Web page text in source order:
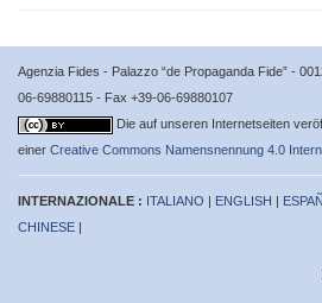
Agenzia Fides - Palazzo “de Propaganda Fide” -
06-69880115 - Fax +39-06-69880107
Die auf unseren Internetseiten
einer Creative Commons Namensnennung 4.0
INTERNAZIONALE : ITALIANO ENGLISH
CHINESE